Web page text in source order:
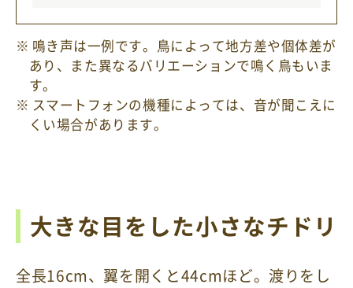
鳴き声は一例です。鳥によって地方差や個体差が
あり、また異なるバリエーションで鳴く鳥もいま
す。
スマートフォンの機種によっては、音が聞こえに
くい場合があります。
大きな目をした小さなチドリ
全長16cm、翼を開くと44cmほど。渡りをし